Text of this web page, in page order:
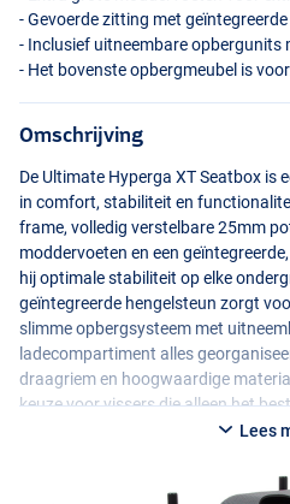
- Gevoerde zitting met
- Inclusief uitneembare opbergunits
- Het bovenste opbergmeubel is
Omschrijving
De Ultimate Hyperga XT Seatbox is
in comfort, stabiliteit en
frame, volledig verstelbare 25mm
moddervoeten en een
hij optimale stabiliteit op elke
geïntegreerde hengelsteun zorgt
slimme opbergsysteem met
ladecompartiment alles
draagriem en hoogwaardige
keuze voor vissers die alleen het
Lees